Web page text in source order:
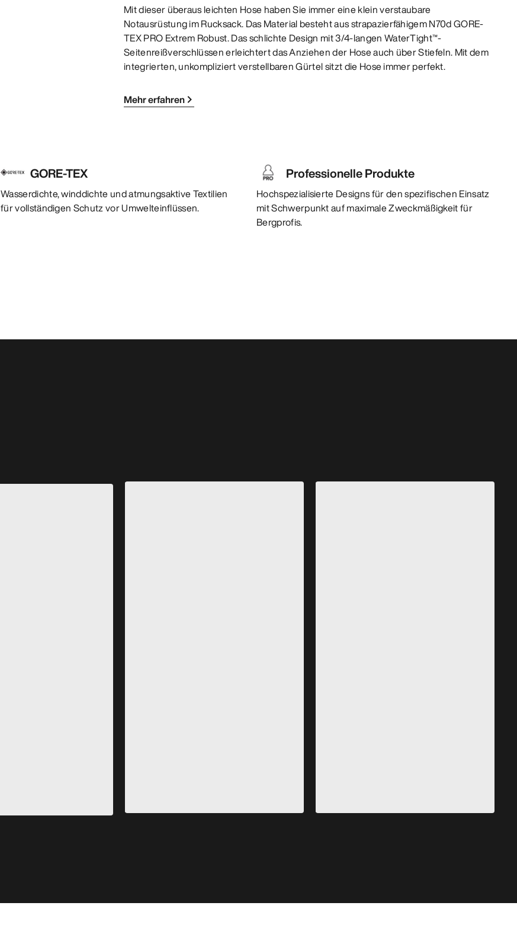
Mit dieser überaus leichten Hose haben Sie immer eine klein verstaubare
Notausrüstung im Rucksack. Das Material besteht aus strapazierfähigem N70d GORE-
TEX PRO Extrem Robust. Das schlichte Design mit 3/4-langen WaterTight™-
Seitenreißverschlüssen erleichtert das Anziehen der Hose auch über Stiefeln. Mit dem
integrierten, unkompliziert verstellbaren Gürtel sitzt die Hose immer perfekt.
Mehr erfahren
GORE-TEX
Wasserdichte, winddichte und atmungsaktive Textilien
für vollständigen Schutz vor Umwelteinflüssen.
Professionelle Produkte
Hochspezialisierte Designs für den spezifischen Einsatz
mit Schwerpunkt auf maximale Zweckmäßigkeit für
Bergprofis.